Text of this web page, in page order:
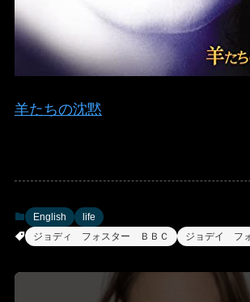
羊たちの沈黙
English
life
ジョディ フォスター ＢＢＣ
ジョデイ フ